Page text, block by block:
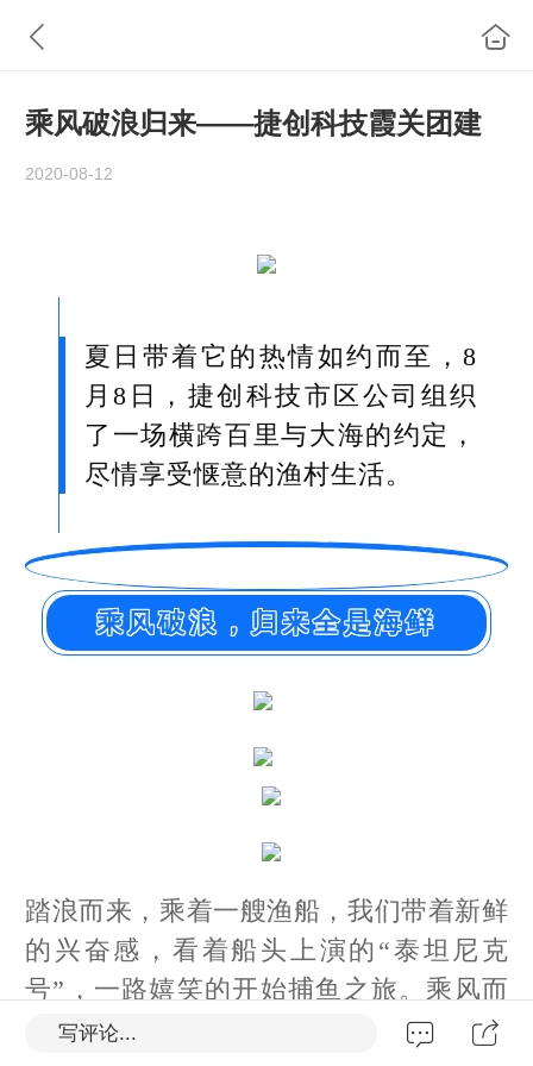
乘风破浪归来——捷创科技霞关团建
2020-08-12
夏日带着它的热情如约而至，8
月8日，捷创科技市区公司组织
了一场横跨百里与大海的约定，
尽情享受惬意的渔村生活。
乘风破浪，归来全是海鲜
踏浪而来，乘着一艘渔船，我们带着新鲜
的兴奋感，看着船头上演的“泰坦尼克
号”，一路嬉笑的开始捕鱼之旅。乘风而
去，归来尽是海鲜！
写评论...